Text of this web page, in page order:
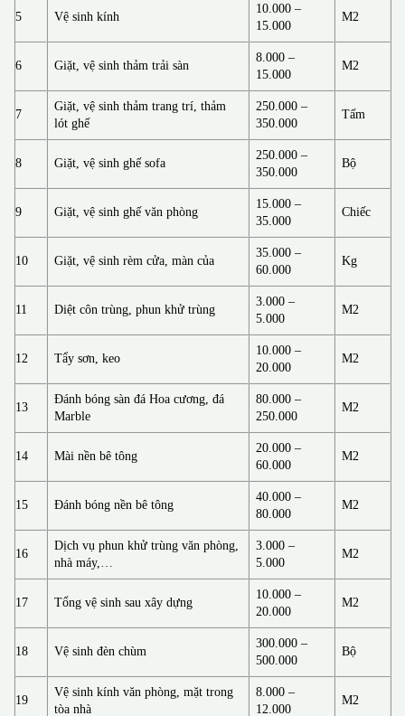
5 Vệ sinh kính
10.000 –
15.000
M2
6 Giặt, vệ sinh thảm trải sàn
8.000 –
15.000
M2
7
Giặt, vệ sinh thảm trang trí, thảm
lót ghế
250.000 –
350.000
Tấm
8 Giặt, vệ sinh ghế sofa
250.000 –
350.000
Bộ
9 Giặt, vệ sinh ghế văn phòng
15.000 –
35.000
Chiếc
10 Giặt, vệ sinh rèm cửa, màn của
35.000 –
60.000
Kg
11 Diệt côn trùng, phun khử trùng
3.000 –
5.000
M2
12 Tẩy sơn, keo
10.000 –
20.000
M2
13
Đánh bóng sàn đá Hoa cương, đá
Marble
80.000 –
250.000
M2
14 Mài nền bê tông
20.000 –
60.000
M2
15 Đánh bóng nền bê tông
40.000 –
80.000
M2
16
Dịch vụ phun khử trùng văn phòng,
nhà máy,…
3.000 –
5.000
M2
17 Tổng vệ sinh sau xây dựng
10.000 –
20.000
M2
18 Vệ sinh đèn chùm
300.000 –
500.000
Bộ
19
Vệ sinh kính văn phòng, mặt trong
tòa nhà
8.000 –
12.000
M2